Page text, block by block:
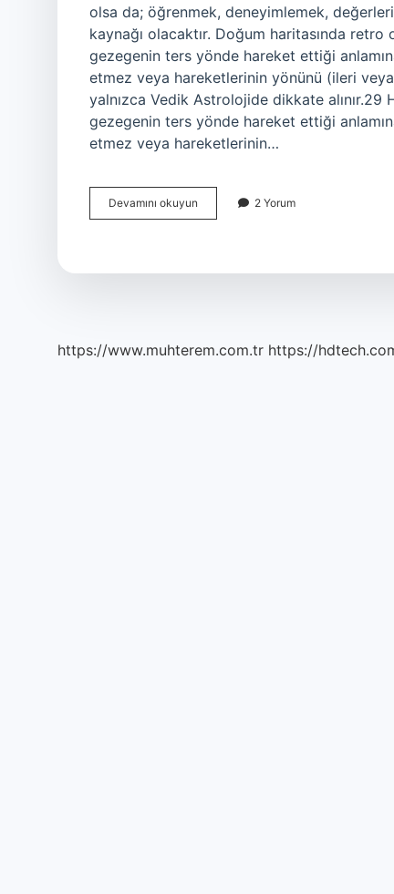
olsa da; öğrenmek, deneyimlemek,
kaynağı olacaktır. Doğum haritasında
gezegenin ters yönde hareket ettiği
etmez veya hareketlerinin yönünü (ileri
yalnızca Vedik Astrolojide dikkate
gezegenin ters yönde hareket ettiği
etmez veya hareketlerinin…
Devamını okuyun Haritada
Chiron
2 Yorum
https://www.muhterem.com.tr https://